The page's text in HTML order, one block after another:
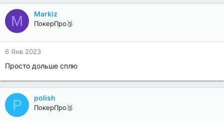
M Markiz
ПокерПро🥉
6 Янв 2023
Просто дольше сплю
P polish
ПокерПро🥉